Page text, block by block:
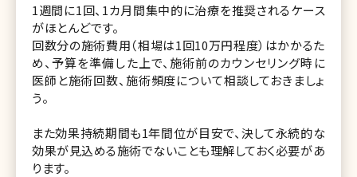
1週間に1回、1カ月間集中的に治療を推奨されるケース
がほとんどです。
回数分の施術費用（相場は1回10万円程度）はかかるた
め、予算を準備した上で、施術前のカウンセリング時に
医師と施術回数、施術頻度について相談しておきましょ
う。
また効果持続期間も1年間位が目安で、決して永続的な
効果が見込める施術でないことも理解しておく必要があ
ります。